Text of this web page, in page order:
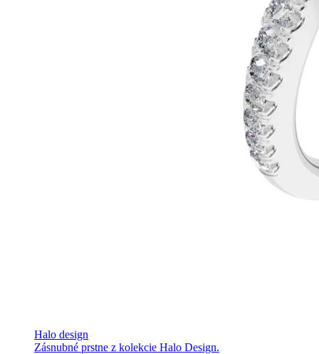
Halo design
Zásnubné prstne z kolekcie Halo Design.